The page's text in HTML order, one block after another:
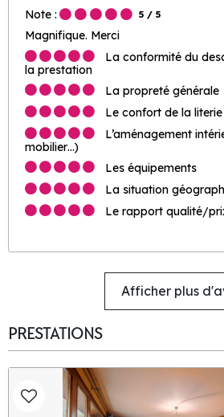
Note :
5 / 5
Magnifique. Merci
La conformité du
la prestation
La propreté générale
Le confort de la literie
L’aménagement
mobilier…)
Les équipements
La situation
Le rapport qualité/
Afficher plus
PRESTATIONS